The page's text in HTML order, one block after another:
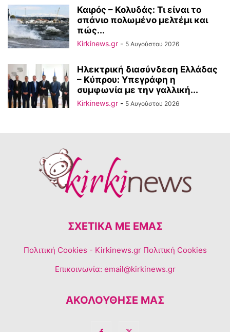
Καιρός – Κολυδάς: Τι είναι το
σπάνιο πολωμένο μελτέμι και
πώς...
Kirkinews.gr - 5 Αυγούστου 2026
Ηλεκτρική διασύνδεση Ελλάδας
– Κύπρου: Υπεγράφη η
συμφωνία με την γαλλική...
Kirkinews.gr - 5 Αυγούστου 2026
ΣΧΕΤΙΚΆ ΜΕ ΕΜΆΣ
Πολιτική Cookies - Kirkinews.gr Πολιτική Cookies
Επικοινωνία: email@kirkinews.gr
ΑΚΟΛΟΥΘΗΣΕ ΜΑΣ